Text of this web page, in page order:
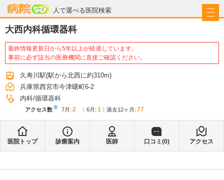
人で選べる医院検索
病院なび
大西内科循環器科
最終情報更新日から5年以上が経過しています。
事前に必ず該当の医療機関に直接ご確認ください。
久寿川駅(駅から北西に約310m)
兵庫県西宮市今津曙町6-2
内科 循環器科
アクセス数※ 7月 : 2 6月 : 1 過去12ヶ月: 77
医院トップ 診療案内 医師 口コミ(0) アクセス